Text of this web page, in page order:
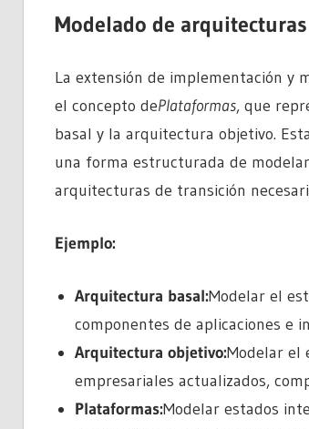
Modelado de
La extensión de implementación y
el concepto dePlataformas, que
basal y la arquitectura objetivo.
una forma estructurada de
arquitecturas de transición
Ejemplo:
Arquitectura basal:Modelar el
componentes de aplicaciones e
Arquitectura objetivo:Modelar el
empresariales actualizados,
Plataformas:Modelar estados